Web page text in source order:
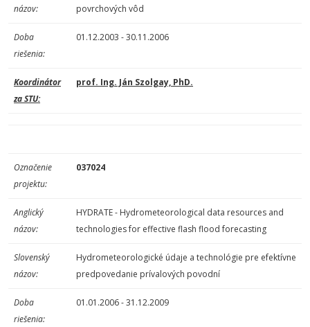
názov:
povrchových vôd
Doba
riešenia:
01.12.2003 - 30.11.2006
Koordinátor
za STU:
prof. Ing. Ján Szolgay, PhD.
Označenie
projektu:
037024
Anglický
názov:
HYDRATE - Hydrometeorological data resources and
technologies for effective flash flood forecasting
Slovenský
názov:
Hydrometeorologické údaje a technológie pre efektívne
predpovedanie prívalových povodní
Doba
riešenia:
01.01.2006 - 31.12.2009